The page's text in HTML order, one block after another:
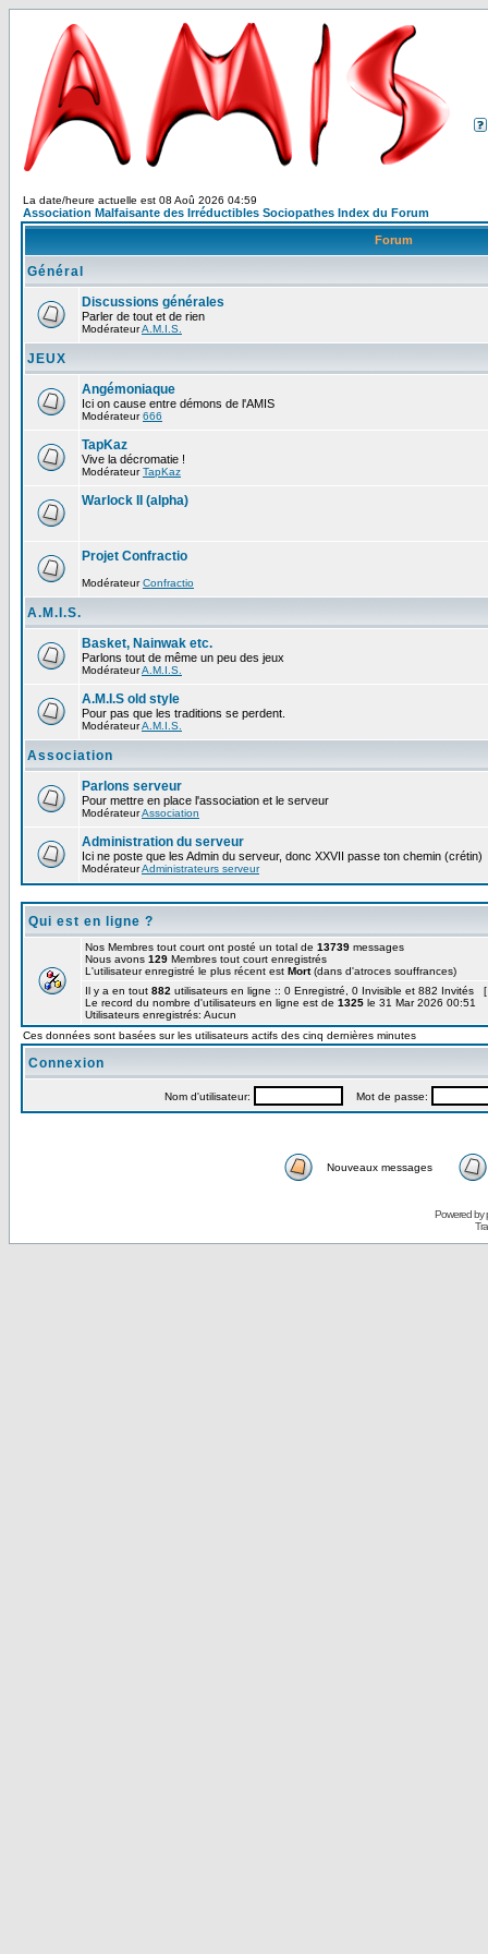
La date/heure actuelle est 08 Aoû 2026 04:59
Association Malfaisante des Irréductibles Sociopathes Index du Forum
Forum
Général
Discussions générales
Parler de tout et de rien
ModérateurA.M.I.S.
JEUX
Angémoniaque
Ici on cause entre démons de l'AMIS
Modérateur666
TapKaz
Vive la décromatie !
ModérateurTapKaz
Warlock II (alpha)
Projet Confractio
ModérateurConfractio
A.M.I.S.
Basket, Nainwak etc.
Parlons tout de même un peu des jeux
ModérateurA.M.I.S.
A.M.I.S old style
Pour pas que les traditions se perdent.
ModérateurA.M.I.S.
Association
Parlons serveur
Pour mettre en place l'association et le serveur
ModérateurAssociation
Administration du serveur
Ici ne poste que les Admin du serveur, donc XXVII passe ton chemin (crétin)
ModérateurAdministrateurs serveur
Qui est en ligne ?
Nos Membres tout court ont posté un total de 13739 messages
Nous avons 129 Membres tout court enregistrés
L'utilisateur enregistré le plus récent est Mort(dans d'atroces souffrances)
Il y a en tout 882 utilisateurs en ligne :: 0 Enregistré, 0 Invisible et 882 Invités [
Le record du nombre d'utilisateurs en ligne est de 1325 le 31 Mar 2026 00:51
Utilisateurs enregistrés: Aucun
Ces données sont basées sur les utilisateurs actifs des cinq dernières minutes
Connexion
Nom d'utilisateur: Mot de passe:
Nouveaux messages
Powered by